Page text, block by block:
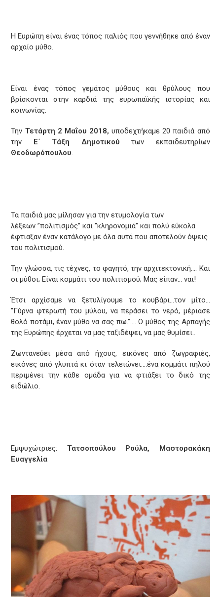
Η Ευρώπη είναι ένας τόπος παλιός που γεννήθηκε από έναν
αρχαίο μύθο.
Είναι ένας τόπος γεμάτος μύθους και θρύλους που
βρίσκονται στην καρδιά της ευρωπαϊκής ιστορίας και
κοινωνίας.
Την Τετάρτη 2 Μαΐου 2018, υποδεχτήκαμε 20 παιδιά από
την Ε΄ Τάξη Δημοτικού των εκπαιδευτηρίων
Θεοδωρόπουλου.
Τα παιδιά μας μίλησαν για την ετυμολογία των
λέξεων ”πολιτισμός” και ”κληρονομιά” και πολύ εύκολα
έφτιαξαν έναν κατάλογο με όλα αυτά που αποτελούν όψεις
του πολιτισμού.
Την γλώσσα, τις τέχνες, το φαγητό, την αρχιτεκτονική…. Και
οι μύθοι; Είναι κομμάτι του πολιτισμού; Μας είπαν… ναι!
Έτσι αρχίσαμε να ξετυλίγουμε το κουβάρι…τον μίτο…
”Γύρνα φτερωτή του μύλου, να περάσει το νερό, μέριασε
θολό ποτάμι, έναν μύθο να σας πω.”…. Ο μύθος της Αρπαγής
της Ευρώπης έρχεται να μας ταξιδέψει, να μας θυμίσει..
Ζωντανεύει μέσα από ήχους, εικόνες από ζωγραφιές,
εικόνες από γλυπτά κι όταν τελειώνει….ένα κομμάτι πηλού
περιμένει την κάθε ομάδα για να φτιάξει το δικό της
ειδώλιο.
Εμψυχώτριες: Τατσοπούλου Ρούλα, Μαστορακάκη
Ευαγγελία